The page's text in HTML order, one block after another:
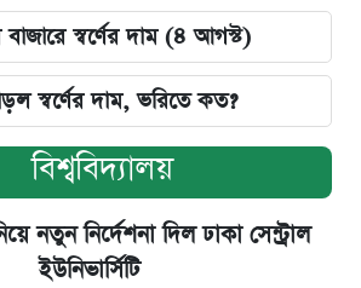
স্বর্ণের দাম (৪ আগস্ট)
স্বর্ণের দাম, ভরিতে কত?
বিশ্ববিদ্যালয়
নতুন নির্দেশনা দিল ঢাকা সেন্ট্রাল
ইউনিভার্সিটি